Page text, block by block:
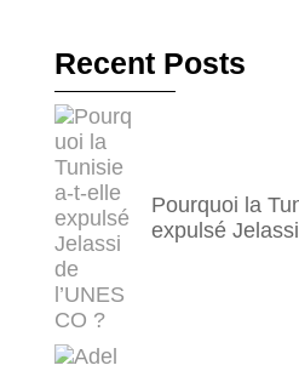
Recent Posts
Pourquoi la
expulsé